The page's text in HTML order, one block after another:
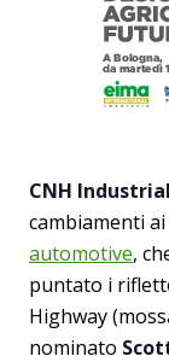
CNH Industrial
cambiamenti
automotive,
puntato i
Highway
nominato